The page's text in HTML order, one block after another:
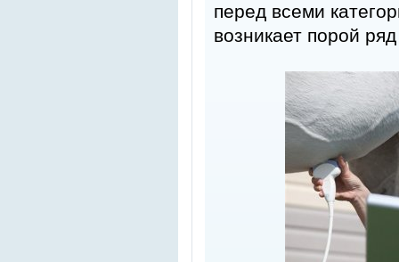
перед всеми
возникает порой